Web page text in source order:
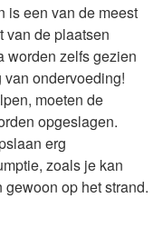
is een van de meest
van de plaatsen
worden zelfs gezien
ondervoeding!
moeten de
opgeslagen.
erg
zoals je kan
op het strand.